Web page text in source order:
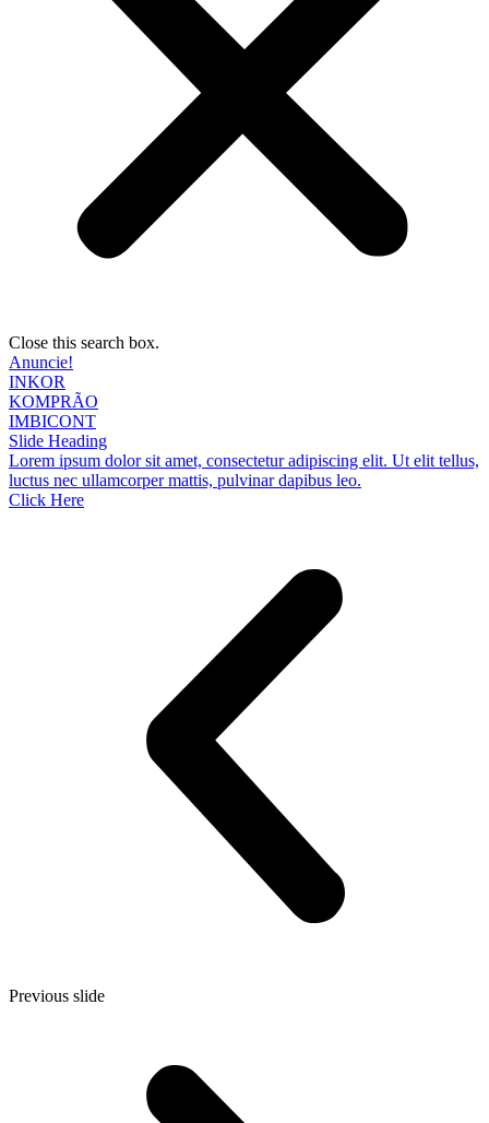
Close this search box.
Anuncie!
INKOR
KOMPRÃO
IMBICONT
Slide Heading
Lorem ipsum dolor sit amet, consectetur adipiscing elit. Ut elit tellus,
luctus nec ullamcorper mattis, pulvinar dapibus leo.
Click Here
Previous slide